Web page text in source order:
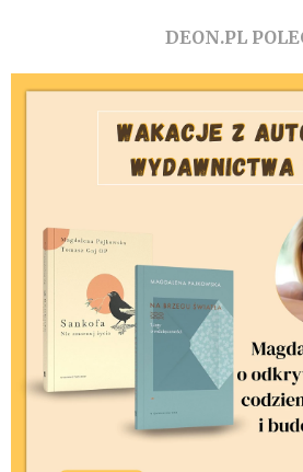
DEON.PL